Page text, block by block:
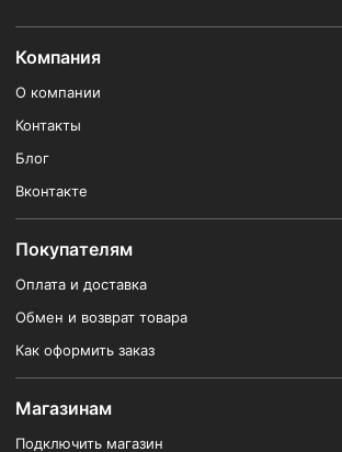
Компания
О компании
Контакты
Блог
Вконтакте
Покупателям
Оплата и доставка
Обмен и возврат товара
Как оформить заказ
Магазинам
Подключить магазин